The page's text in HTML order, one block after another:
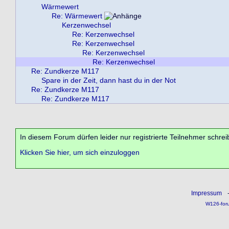
Wärmewert
Re: Wärmewert
Kerzenwechsel
Re: Kerzenwechsel
Re: Kerzenwechsel
Re: Kerzenwechsel
Re: Kerzenwechsel
Re: Zundkerze M117
Spare in der Zeit, dann hast du in der Not
Re: Zundkerze M117
Re: Zundkerze M117
In diesem Forum dürfen leider nur registrierte Teilnehmer
Klicken Sie hier, um sich einzuloggen
Impressum
W126-